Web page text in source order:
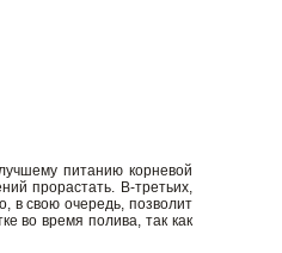
питанию корневой
прорастать. В-третьих,
в свою очередь, позволит
во время полива, так как